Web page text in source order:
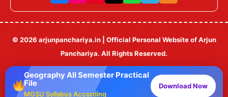
Geography All Semester Practical
File
MGSU Syllabus According
Download Now
© 2026 arjunpanchariya.in | Official Personal Website of Arjun
Panchariya. All Rights Reserved.